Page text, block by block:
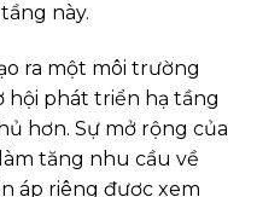
này.
ra một môi trường
hội phát triển hạ tầng
hơn. Sự mở rộng của
tăng nhu cầu về
áp riêng được xem